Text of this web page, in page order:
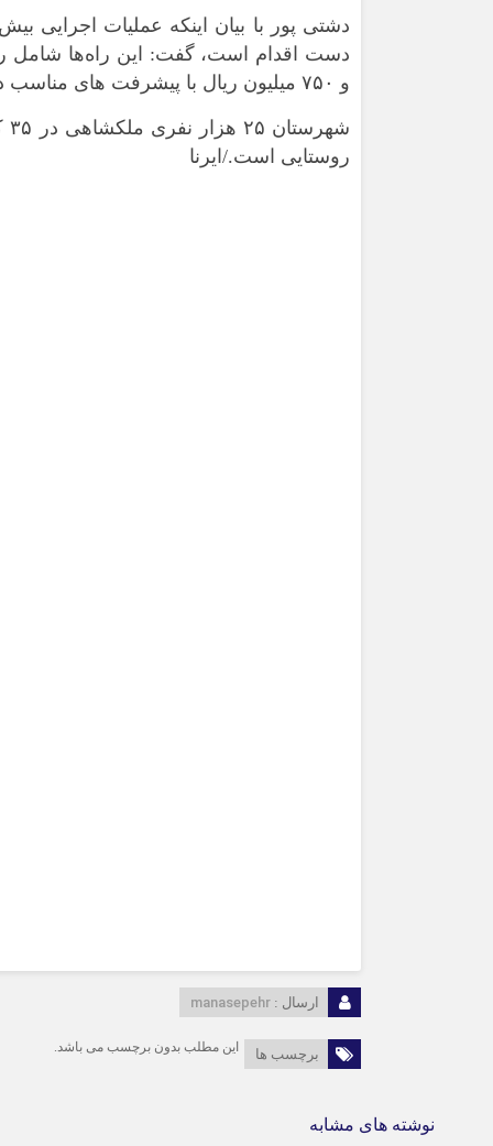
و ۷۵۰ میلیون ریال با پیشرفت های مناسب در دست اجرا هستند.
روستایی است./ایرنا
ارسال : manasepehr
برچسب ها این مطلب بدون برچسب می باشد.
نوشته های مشابه